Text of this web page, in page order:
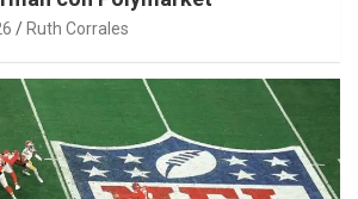
Ruth Corrales